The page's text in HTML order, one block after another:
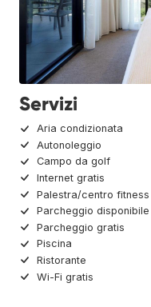
Servizi
Aria condizionata
Autonoleggio
Campo da golf
Internet gratis
Palestra/centro fitness
Parcheggio disponibile
Parcheggio gratis
Piscina
Ristorante
Wi-Fi gratis